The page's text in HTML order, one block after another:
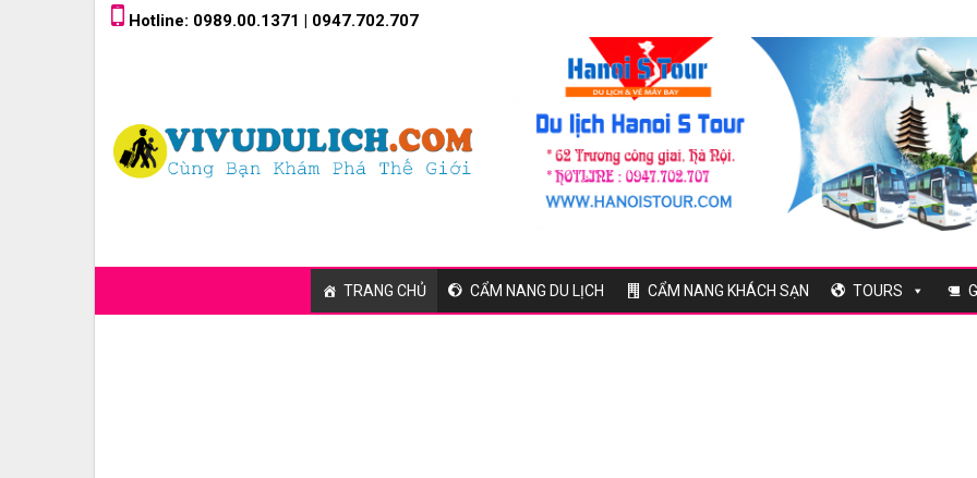
Skip Hotline: 0989.00.1371 | 0947.702.707
TRANG CHỦ CẨM NANG DU LỊCH CẨM NANG KHÁCH SẠN TOURS